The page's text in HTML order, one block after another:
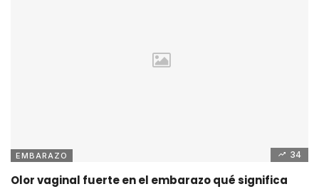
EMBARAZO 34
Olor vaginal fuerte en el embarazo qué significa